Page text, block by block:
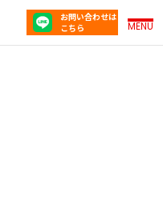
お問い合わせは
こちら
MENU